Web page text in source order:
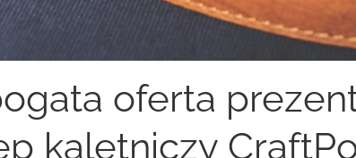
oferta
kaletniczy